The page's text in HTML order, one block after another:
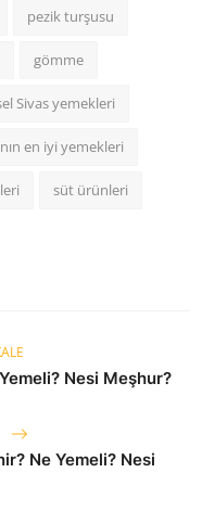
pezik turşusu
gömme
Sivas yemekleri
en iyi yemekleri
süt ürünleri
Nesi Meşhur?
Ne Yemeli? Nesi